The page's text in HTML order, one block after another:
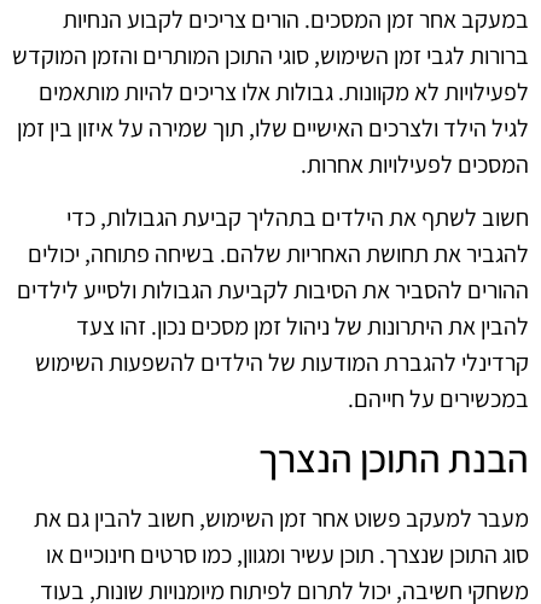
במעקב אחר זמן המסכים. הורים צריכים לקבוע הנחיות
ברורות לגבי זמן השימוש, סוגי התוכן המותרים והזמן המוקדש
לפעילויות לא מקוונות. גבולות אלו צריכים להיות מותאמים
לגיל הילד ולצרכים האישיים שלו, תוך שמירה על איזון בין זמן
המסכים לפעילויות אחרות.
חשוב לשתף את הילדים בתהליך קביעת הגבולות, כדי
להגביר את תחושת האחריות שלהם. בשיחה פתוחה, יכולים
ההורים להסביר את הסיבות לקביעת הגבולות ולסייע לילדים
להבין את היתרונות של ניהול זמן מסכים נכון. זהו צעד
קרדינלי להגברת המודעות של הילדים להשפעות השימוש
במכשירים על חייהם.
הבנת התוכן הנצרך
מעבר למעקב פשוט אחר זמן השימוש, חשוב להבין גם את
סוג התוכן שנצרך. תוכן עשיר ומגוון, כמו סרטים חינוכיים או
משחקי חשיבה, יכול לתרום לפיתוח מיומנויות שונות, בעוד